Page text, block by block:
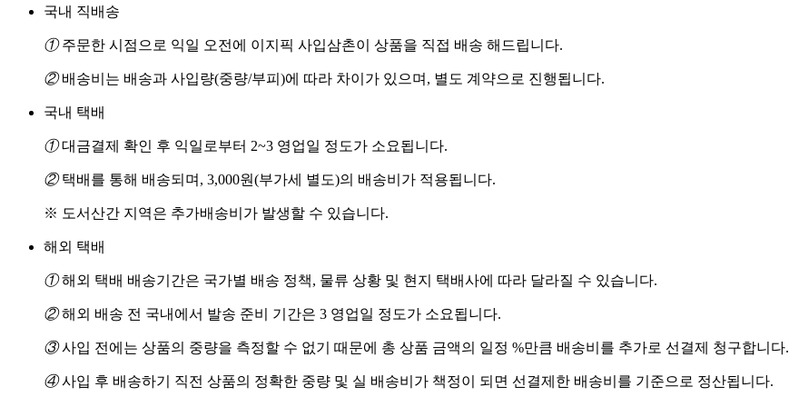
국내 직배송
①주문한 시점으로 익일 오전에 이지픽 사입삼촌이 상품을 직접 배송 해드립니다.
②배송비는 배송과 사입량(중량/부피)에 따라 차이가 있으며, 별도 계약으로 진행됩니다.
국내 택배
①대금결제 확인 후 익일로부터 2~3 영업일 정도가 소요됩니다.
②택배를 통해 배송되며, 3,000원(부가세 별도)의 배송비가 적용됩니다.
※ 도서산간 지역은 추가배송비가 발생할 수 있습니다.
해외 택배
①해외 택배 배송기간은 국가별 배송 정책, 물류 상황 및 현지 택배사에 따라 달라질 수 있습니다.
②해외 배송 전 국내에서 발송 준비 기간은 3 영업일 정도가 소요됩니다.
③사입 전에는 상품의 중량을 측정할 수 없기 때문에 총 상품 금액의 일정 %만큼 배송비를 추가로 선결제 청구합니다.
④사입 후 배송하기 직전 상품의 정확한 중량 및 실 배송비가 책정이 되면 선결제한 배송비를 기준으로 정산됩니다.